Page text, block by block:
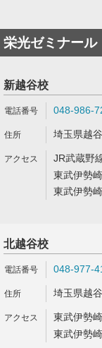
栄光ゼミナール
新越谷校
048-986-
埼玉県越
JR武蔵野
東武伊勢
東武伊勢
北越谷校
048-977-
埼玉県越
東武伊勢
東武伊勢